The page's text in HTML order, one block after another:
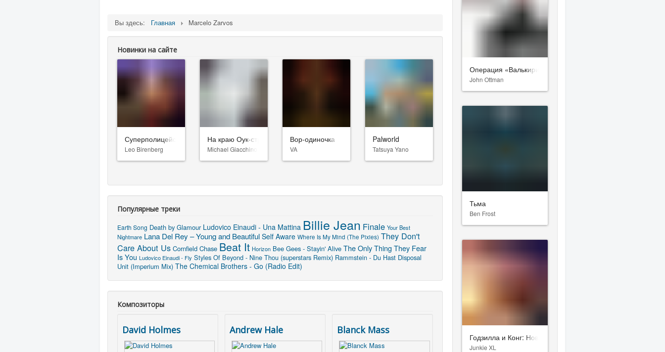
Вы здесь: Главная Marcelo Zarvos
Новинки на сайте
Суперполицейские 3
Leo Birenberg
На краю Оук-стрит
Michael Giacchino
Вор-одиночка
VA
Palworld
Tatsuya Yano
Популярные треки
Earth Song Death by Glamour Ludovico Einaudi - Una Mattina Billie Jean Finale Your Best
Nightmare Lana Del Rey – Young and Beautiful Self Aware Where Is My Mind (The Pixies) They Don't
Care About Us Cornfield Chase Beat It Horizon Bee Gees - Stayin' Alive The Only Thing They Fear
Is You Ludovico Einaudi - Fly Styles Of Beyond - Nine Thou (superstars Remix) Rammstein - Du Hast Disposal
Unit (Imperium Mix) The Chemical Brothers - Go (Radio Edit)
Композиторы
David Holmes Andrew Hale Blanck Mass
Операция «Валькирия»
John Ottman
Тьма
Ben Frost
Годзилла и Конг: Новая империя
Junkie XL